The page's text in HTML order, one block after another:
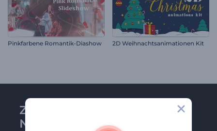
Pinkfarbene Romantik-Diashow 2D Weihnachtsanimationen Kit
Zu Renderforest-
Newsletter anmelden